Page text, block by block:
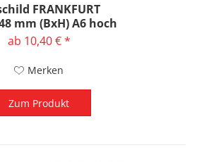
FRANKFURT
mm (BxH) A6 hoch
ab 10,40 € *
Merken
Zum Produkt